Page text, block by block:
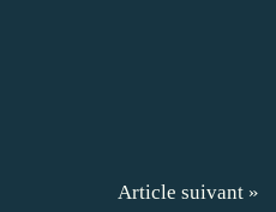
Article suivant »